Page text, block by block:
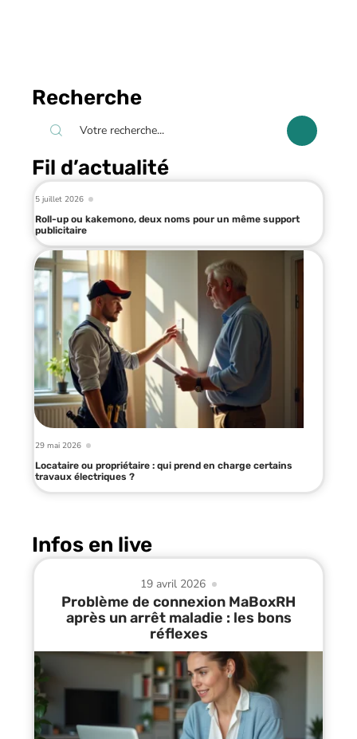
Recherche
Fil d’actualité
5 juillet 2026
Roll-up ou kakemono, deux noms pour un même support
publicitaire
29 mai 2026
Locataire ou propriétaire : qui prend en charge certains
travaux électriques ?
Infos en live
19 avril 2026
Problème de connexion MaBoxRH
après un arrêt maladie : les bons
réflexes